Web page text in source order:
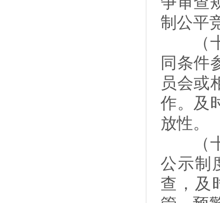
制公平
（十
同条件
员会或
作。及
放性。
（十
公示制
查，及